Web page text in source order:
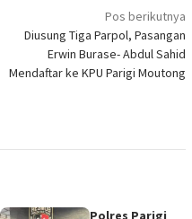
Pos berikutnya
Diusung Tiga Parpol, Pasangan
Erwin Burase- Abdul Sahid
Mendaftar ke KPU Parigi Moutong
Polres Parigi